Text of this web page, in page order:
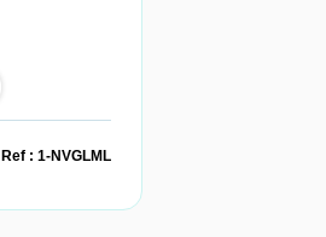
Ref : 1-NVGLML